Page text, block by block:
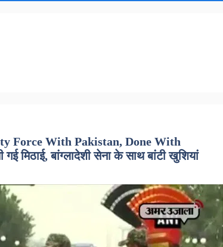
Force With Pakistan, Done With
मिठाई, बांग्लादेशी सेना के साथ बांटी खुशियां